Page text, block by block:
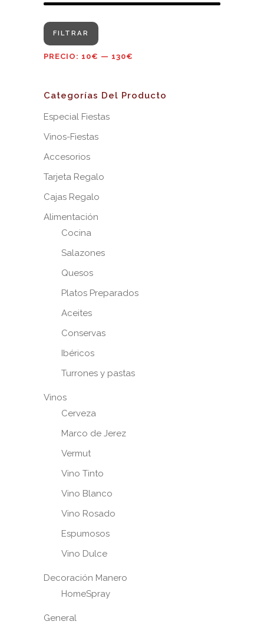
Precio
mínimo
Precio
máximo
FILTRAR
PRECIO: 10€ — 130€
Categorías Del Producto
Especial Fiestas
Vinos-Fiestas
Accesorios
Tarjeta Regalo
Cajas Regalo
Alimentación
Cocina
Salazones
Quesos
Platos Preparados
Aceites
Conservas
Ibéricos
Turrones y pastas
Vinos
Cerveza
Marco de Jerez
Vermut
Vino Tinto
Vino Blanco
Vino Rosado
Espumosos
Vino Dulce
Decoración Manero
HomeSpray
General